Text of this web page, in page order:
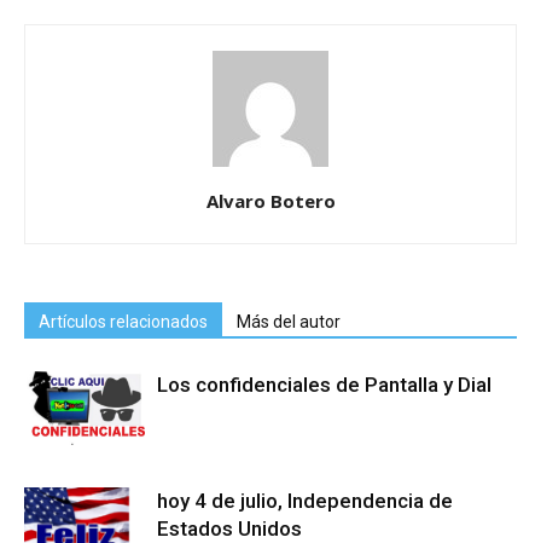
Alvaro Botero
Artículos relacionados Más del autor
Los confidenciales de Pantalla y Dial
hoy 4 de julio, Independencia de
Estados Unidos